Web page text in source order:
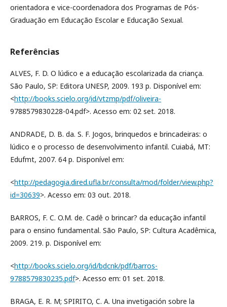
orientadora e vice-coordenadora dos Programas de Pós-
Graduação em Educação Escolar e Educação Sexual.
Referências
ALVES, F. D. O lúdico e a educação escolarizada da criança.
São Paulo, SP: Editora UNESP, 2009. 193 p. Disponível em:
<http://books.scielo.org/id/vtzmp/pdf/oliveira-
9788579830228-04.pdf>. Acesso em: 02 set. 2018.
ANDRADE, D. B. da. S. F. Jogos, brinquedos e brincadeiras: o
lúdico e o processo de desenvolvimento infantil. Cuiabá, MT:
Edufmt, 2007. 64 p. Disponível em:
<http://pedagogia.dired.ufla.br/consulta/mod/folder/view.php?
id=30639>. Acesso em: 03 out. 2018.
BARROS, F. C. O.M. de. Cadê o brincar? da educação infantil
para o ensino fundamental. São Paulo, SP: Cultura Acadêmica,
2009. 219. p. Disponível em:
<http://books.scielo.org/id/bdcnk/pdf/barros-
9788579830235.pdf>. Acesso em: 01 set. 2018.
BRAGA, E. R. M; SPIRITO, C. A. Una invetigación sobre la